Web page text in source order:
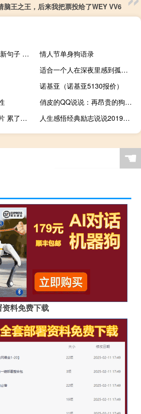
脑王之王，后来我把票投给了WEY VV6
2019十月你好唯美清新句子 十月你好唯美心情短句
情人节单身狗语录
适合一个人在深夜里感到孤独寂寞时发的说说
诺基亚（诺基亚5130报价）
俏皮的QQ说说：再昂贵的狗粮，也抚平不了沙皮狗的忧伤
真的好累的说说带图片 累了倦了的心情说说
人生感悟经典励志说说2019精选 简单一句话说透人生
☚
料免费下载